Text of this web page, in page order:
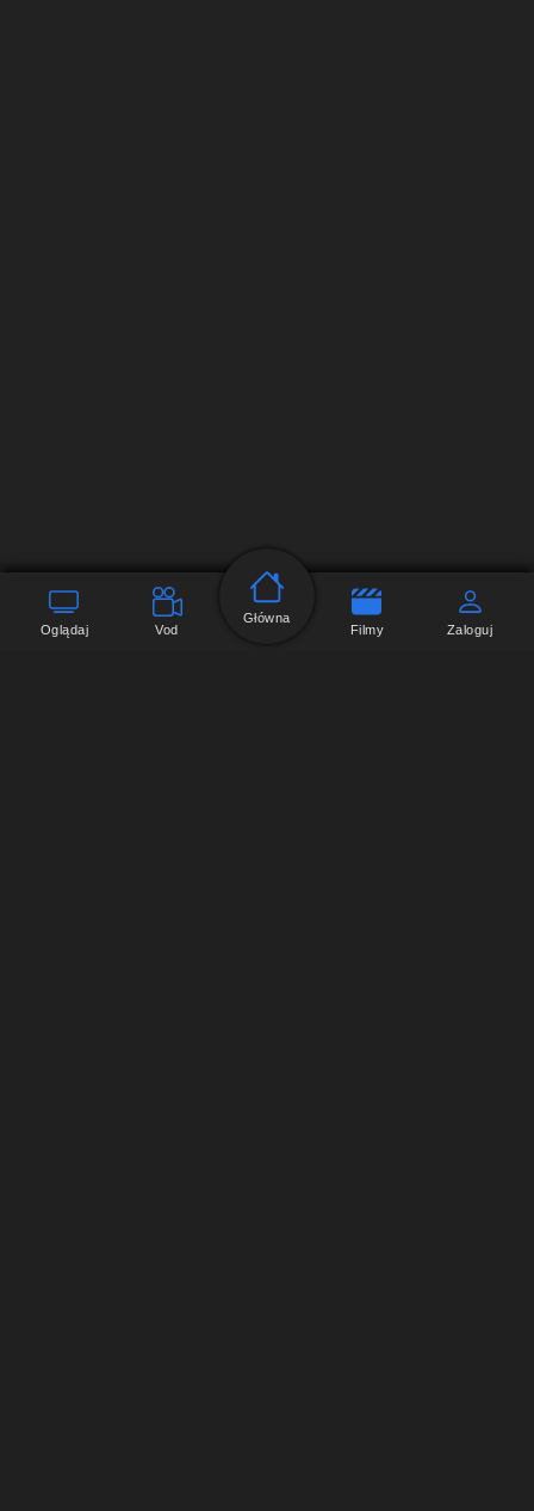
Oglądaj Vod
Główna
Filmy
Zaloguj